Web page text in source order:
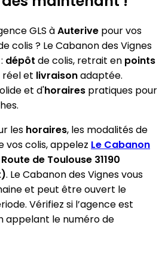
GLS àAuterive pour vos
colis ? Le Cabanon des Vignes
dépôt de colis, retrait en points
et livraisonadaptée.
et d'horaires pratiques pour
les horaires, les modalités de
vos colis, appelez Le Cabanon
Route de Toulouse 31190
. Le Cabanon des Vignes vous
et peut être ouvert le
Vérifiez si l’agence est
appelant le numéro de